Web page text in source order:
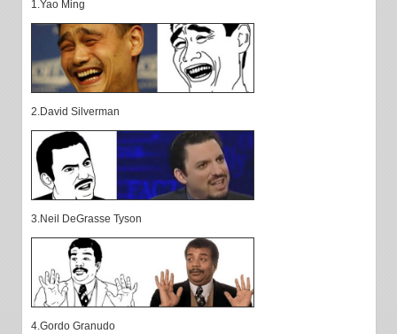
1.Yao Ming
2.David Silverman
3.Neil DeGrasse Tyson
4.Gordo Granudo